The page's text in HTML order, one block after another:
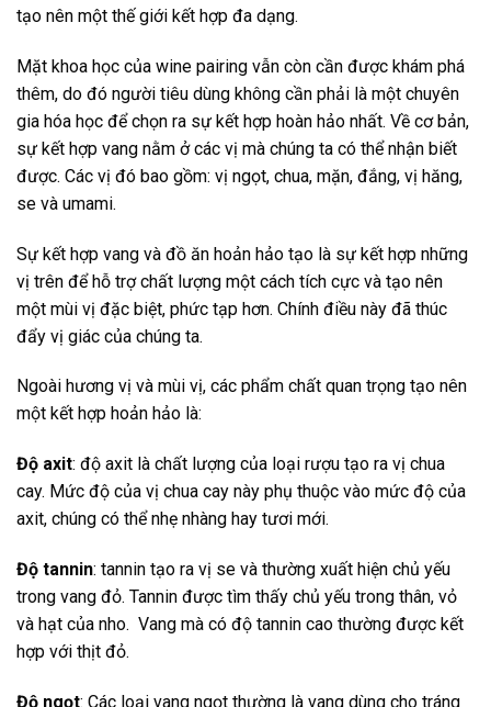
tạo nên một thế giới kết hợp đa dạng.
Mặt khoa học của wine pairing vẫn còn cần được khám phá
thêm, do đó người tiêu dùng không cần phải là một chuyên
gia hóa học để chọn ra sự kết hợp hoàn hảo nhất. Về cơ bản,
sự kết hợp vang nằm ở các vị mà chúng ta có thể nhận biết
được. Các vị đó bao gồm: vị ngọt, chua, mặn, đắng, vị hăng,
se và umami.
Sự kết hợp vang và đồ ăn hoản hảo tạo là sự kết hợp những
vị trên để hỗ trợ chất lượng một cách tích cực và tạo nên
một mùi vị đặc biệt, phức tạp hơn. Chính điều này đã thúc
đẩy vị giác của chúng ta.
Ngoài hương vị và mùi vị, các phẩm chất quan trọng tạo nên
một kết hợp hoản hảo là:
Độ axit: độ axit là chất lượng của loại rượu tạo ra vị chua
cay. Mức độ của vị chua cay này phụ thuộc vào mức độ của
axit, chúng có thể nhẹ nhàng hay tươi mới.
Độ tannin: tannin tạo ra vị se và thường xuất hiện chủ yếu
trong vang đỏ. Tannin được tìm thấy chủ yếu trong thân, vỏ
và hạt của nho. Vang mà có độ tannin cao thường được kết
hợp với thịt đỏ.
Độ ngọt: Các loại vang ngọt thường là vang dùng cho tráng